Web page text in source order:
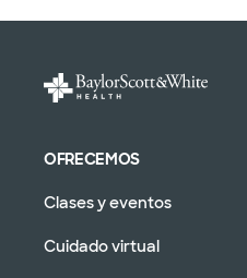
OFRECEMOS
Clases y eventos
Cuidado virtual